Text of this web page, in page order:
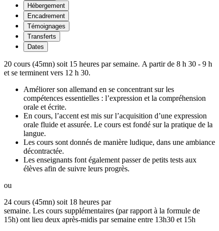
Hébergement
Encadrement
Témoignages
Transferts
Dates
20 cours (45mn) soit 15 heures par semaine. A partir de 8 h 30 - 9 h
et se terminent vers 12 h 30.
Améliorer son allemand en se concentrant sur les
compétences essentielles : l’expression et la compréhension
orale et écrite.
En cours, l’accent est mis sur l’acquisition d’une expression
orale fluide et assurée. Le cours est fondé sur la pratique de la
langue.
Les cours sont donnés de manière ludique, dans une ambiance
décontractée.
Les enseignants font également passer de petits tests aux
élèves afin de suivre leurs progrès.
ou
24 cours (45mn) soit 18 heures par
semaine. Les cours supplémentaires (par rapport à la formule de
15h) ont lieu deux après-midis par semaine entre 13h30 et 15h